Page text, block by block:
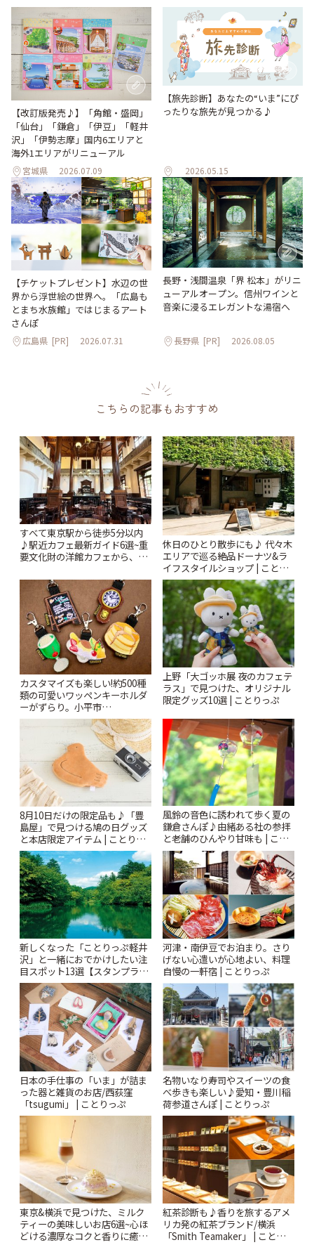
【改訂版発売♪】「角館・盛岡」
「仙台」「鎌倉」「伊豆」「軽井
沢」「伊勢志摩」国内6エリアと
海外1エリアがリニューアル
宮城県 2026.07.09
【旅先診断】あなたの“いま”にぴ
ったりな旅先が見つかる♪
2026.05.15
【チケットプレゼント】水辺の世
界から浮世絵の世界へ。「広島も
とまち水族館」ではじまるアート
さんぽ
広島県 [PR] 2026.07.31
長野・浅間温泉「界 松本」がリニ
ューアルオープン。信州ワインと
音楽に浸るエレガントな湯宿へ
長野県 [PR] 2026.08.05
こちらの記事もおすすめ
すべて東京駅から徒歩5分以内
♪駅近カフェ最新ガイド6選~重
要文化財の洋館カフェから、改
りっぷ
休日のひとり散歩にも♪ 代々木
エリアで巡る絶品ドーナツ&ラ
イフスタイルショップ | ことり
っぷ
カスタマイズも楽しい!約500種
類の可愛いワッペンキーホルダ
ーがずらり。小平市
「Kimamaya T&K」 | ことりっ
上野「大ゴッホ展 夜のカフェテ
ラス」で見つけた、オリジナル
限定グッズ10選 | ことりっぷ
8月10日だけの限定品も♪「豊
島屋」で見つける鳩の日グッズ
と本店限定アイテム | ことりっ
ぷ
風鈴の音色に誘われて歩く夏の
鎌倉さんぽ♪由緒ある社の参拝
と老舗のひんやり甘味も | こと
りっぷ
新しくなった「ことりっぷ軽井
沢」と一緒におでかけしたい注
目スポット13選【スタンプラリ
ー開催中】 | ことりっぷ
河津・南伊豆でお泊まり。さり
げない心遣いが心地よい、料理
自慢の一軒宿 | ことりっぷ
日本の手仕事の「いま」が詰ま
った器と雑貨のお店/西荻窪
「tsugumi」 | ことりっぷ
名物いなり寿司やスイーツの食
べ歩きも楽しい♪愛知・豊川稲
荷参道さんぽ | ことりっぷ
東京&横浜で見つけた、ミルク
ティーの美味しいお店6選~心ほ
どける濃厚なコクと香りに癒や
紅茶診断も♪香りを旅するアメ
リカ発の紅茶ブランド/横浜
「Smith Teamaker」 | ことりっ